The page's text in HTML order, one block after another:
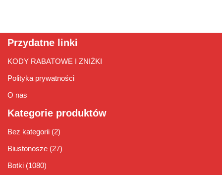
Przydatne linki
KODY RABATOWE I ZNIŻKI
Polityka prywatności
O nas
Kategorie produktów
Bez kategorii (2)
Biustonosze (27)
Botki (1080)